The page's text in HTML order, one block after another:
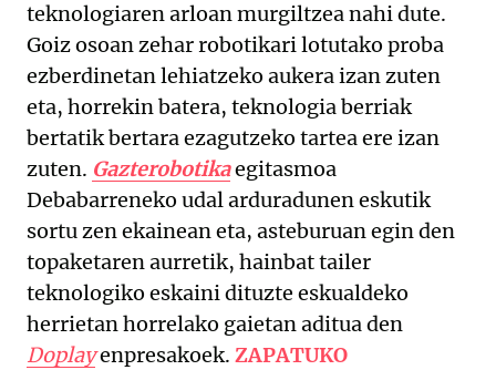
teknologiaren arloan murgiltzea nahi dute.
Goiz osoan zehar robotikari lotutako proba
ezberdinetan lehiatzeko aukera izan zuten
eta, horrekin batera, teknologia berriak
bertatik bertara ezagutzeko tartea ere izan
zuten. Gazterobotikaegitasmoa
Debabarreneko udal arduradunen eskutik
sortu zen ekainean eta, asteburuan egin den
topaketaren aurretik, hainbat tailer
teknologiko eskaini dituzte eskualdeko
herrietan horrelako gaietan aditua den
Doplayenpresakoek. ZAPATUKO